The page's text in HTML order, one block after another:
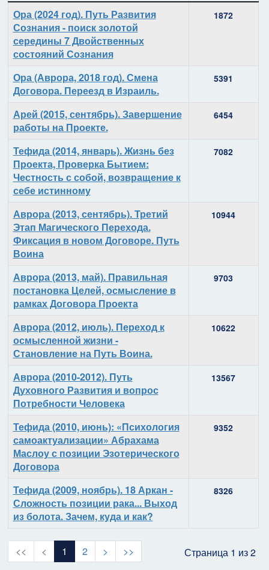
Материалы
Ора (2024 год). Путь Развития
Сознания - поиск золотой
середины 7 Двойственных
состояний Сознания
1872
Ора (Аврора, 2018 год). Смена
Договора. Переезд в Израиль.
5391
Арей (2015, сентябрь). Завершение
работы на Проекте.
6454
Тефида (2014, январь). Жизнь без
Проекта, Проверка Бытием:
Честность с собой, возвращение к
себе истинному
7082
Аврора (2013, сентябрь). Третий
Этап Магического Перехода.
Фиксация в новом Договоре. Путь
Воина
10944
Аврора (2013, май). Правильная
постановка Целей, осмысление в
рамках Договора Проекта
9703
Аврора (2012, июль). Переход к
осмысленной жизни -
Становление на Путь Воина.
10622
Аврора (2010-2012). Путь
Духовного Развития и вопрос
Потребности Человека
13567
Тефида (2010, июнь): «Психология
самоактуализации» Абрахама
Маслоу с позиции Эзотерического
Договора
9352
Тефида (2009, ноябрь). 18 Аркан -
Сложность позиции рака... Выход
из болота. Зачем, куда и как?
8326
Страница 1 из 2
1 2